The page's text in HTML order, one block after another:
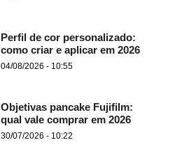
Perfil de cor personalizado:
como criar e aplicar em 2026
04/08/2026 - 10:55
Objetivas pancake Fujifilm:
qual vale comprar em 2026
30/07/2026 - 10:22